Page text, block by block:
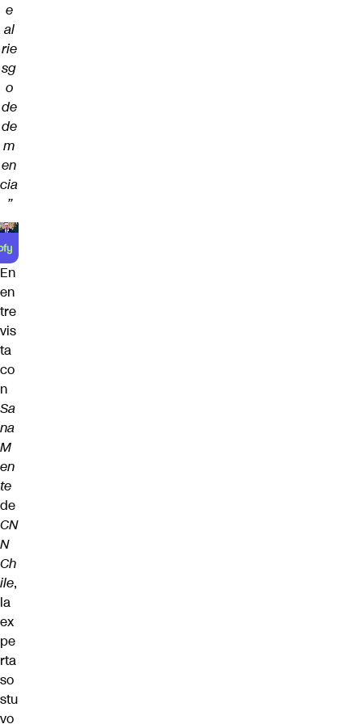
e
al
rie
sg
o
de
de
m
en
cia
”
En
en
tre
vis
ta
co
n
Sa
na
M
en
te
de
CN
N
Ch
ile,
la
ex
pe
rta
so
stu
vo